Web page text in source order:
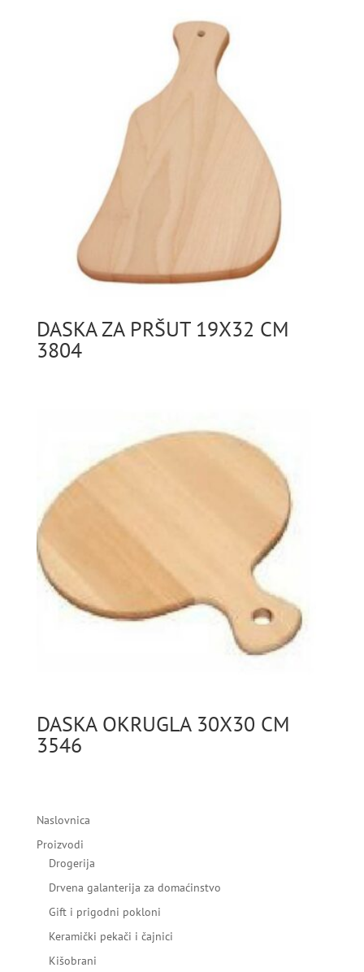
DASKA ZA PRŠUT 19X32 CM
3804
DASKA OKRUGLA 30X30 CM
3546
Naslovnica
Proizvodi
Drogerija
Drvena galanterija za domaćinstvo
Gift i prigodni pokloni
Keramički pekači i čajnici
Kišobrani